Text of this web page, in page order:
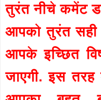
तुरंत नीचे कमेंट
आपको तुरंत
आपके इच्छित
जाएगी. इस